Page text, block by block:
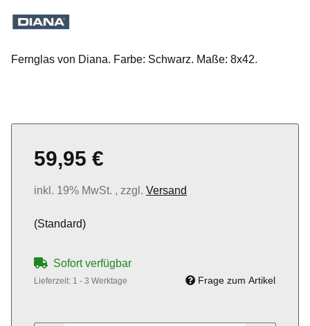
Fernglas von Diana. Farbe: Schwarz. Maße: 8x42.
59,95 €
inkl. 19% MwSt. , zzgl. Versand
(Standard)
Sofort verfügbar
Lieferzeit: 1 - 3 Werktage Frage zum Artikel